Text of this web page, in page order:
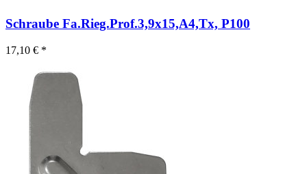
Schraube Fa.Rieg.Prof.3,9x15,A4,Tx, P100
17,10 € *